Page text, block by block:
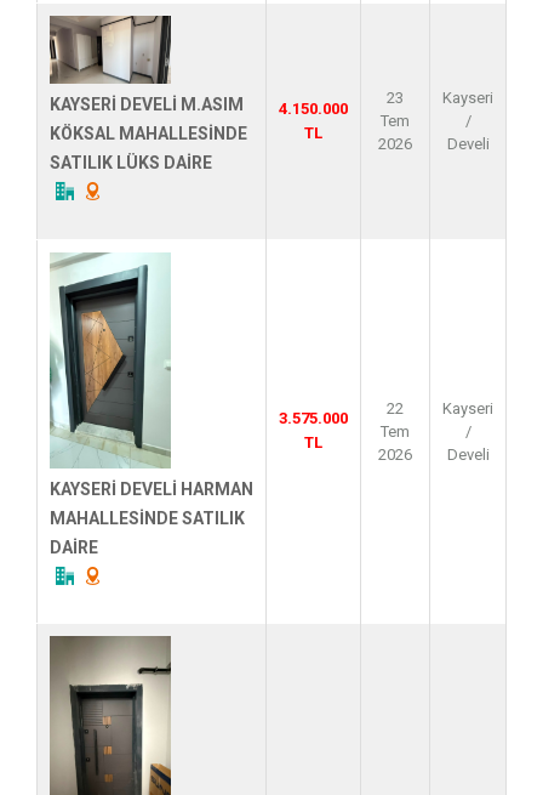
KAYSERİ DEVELİ M.ASIM
KÖKSAL MAHALLESİNDE
SATILIK LÜKS DAİRE
4.150.000
TL
23
Tem
2026
Kayseri
/
Develi
KAYSERİ DEVELİ HARMAN
MAHALLESİNDE SATILIK
DAİRE
3.575.000
TL
22
Tem
2026
Kayseri
/
Develi